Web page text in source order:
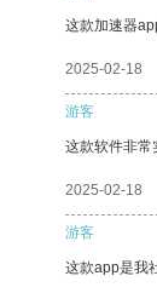
这款加速器
2025-02-18
游客
这款软件非常
2025-02-18
游客
这款app是我